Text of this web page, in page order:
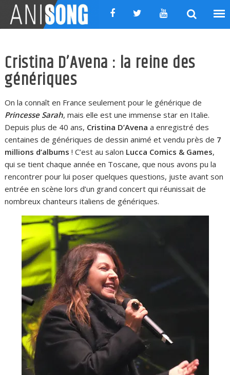
content
Cristina D’Avena : la reine des
génériques
On la connaît en France seulement pour le générique de
Princesse Sarah, mais elle est une immense star en Italie.
Depuis plus de 40 ans, Cristina D’Avena a enregistré des
centaines de génériques de dessin animé et vendu près de 7
millions d’albums ! C’est au salon Lucca Comics & Games,
qui se tient chaque année en Toscane, que nous avons pu la
rencontrer pour lui poser quelques questions, juste avant son
entrée en scène lors d’un grand concert qui réunissait de
nombreux chanteurs italiens de génériques.